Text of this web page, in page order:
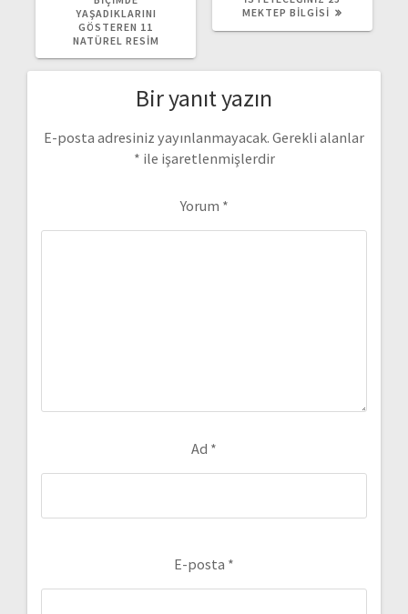
YAŞADIKLARINI
GÖSTEREN 11
NATÜREL RESIM
MEKTEP BILGISI
Bir yanıt yazın
E-posta adresiniz yayınlanmayacak. Gerekli alanlar
* ile işaretlenmişlerdir
Yorum *
Ad *
E-posta *